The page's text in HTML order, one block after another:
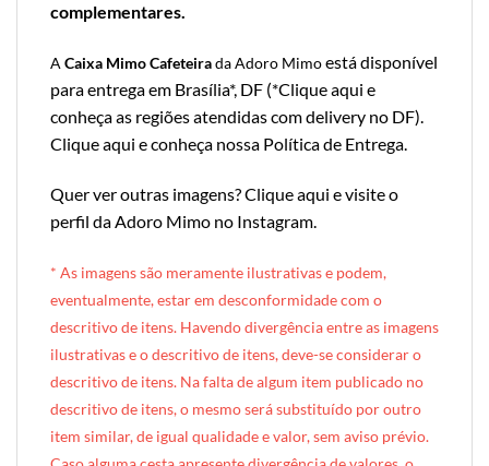
complementares.
A Caixa Mimo Cafeteirada Adoro Mimoestá disponível
para entrega em Brasília*, DF (*Clique aqui e
conheça as regiões atendidas com delivery no DF).
Clique aqui e conheça nossa Política de Entrega.
Quer ver outras imagens?Clique aqui e visite o
perfil da Adoro Mimo no Instagram.
* As imagens são meramente ilustrativas e podem,
eventualmente, estar em desconformidade com o
descritivo de itens. Havendo divergência entre as imagens
ilustrativas e o descritivo de itens, deve-se considerar o
descritivo de itens. Na falta de algum item publicado no
descritivo de itens, o mesmo será substituído por outro
item similar, de igual qualidade e valor, sem aviso prévio.